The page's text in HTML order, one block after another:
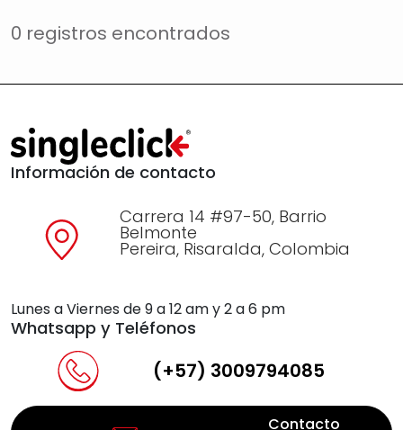
0 registros encontrados
Información de contacto
Carrera 14 #97-50, Barrio
Belmonte
Pereira, Risaralda, Colombia
Lunes a Viernes de 9 a 12 am y 2 a 6 pm
Whatsapp y Teléfonos
(+57) 3009794085
Contacto